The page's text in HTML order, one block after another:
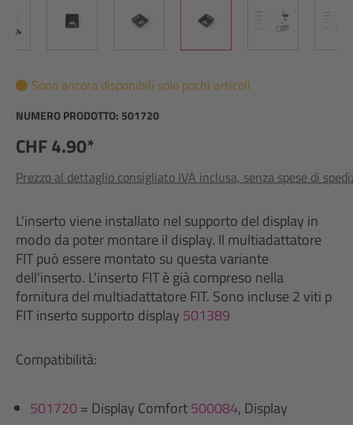
Sono ancora disponibili solo pochi articoli
NUMERO PRODOTTO: 501720
CHF 4.90*
Prezzo al dettaglio consigliato IVA inclusa, senza spese di
L'inserto viene installato nel supporto del display in
modo da poter montare il display. Il multiadattatore
FIT può essere montato su questa variante
dell'inserto. L'inserto FIT è già compreso nella
fornitura del multiadattatore FIT. Sono incluse 2 viti p
FIT inserto supporto display 501389
Compatibilità:
501720= Display Comfort500084, Display